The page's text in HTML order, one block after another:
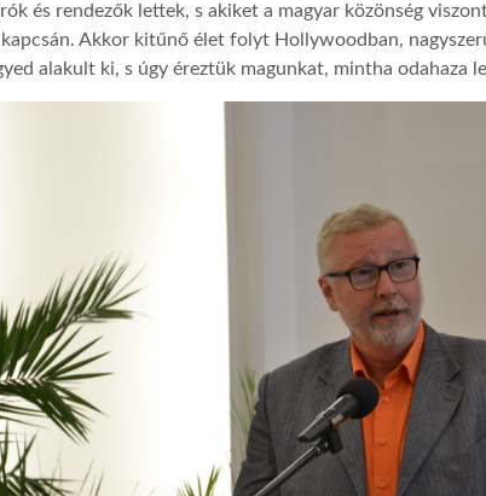
és rendezők lettek, s akiket a magyar közönség
kapcsán. Akkor kitűnő élet folyt Hollywoodban,
alakult ki, s úgy éreztük magunkat, mintha odahaza